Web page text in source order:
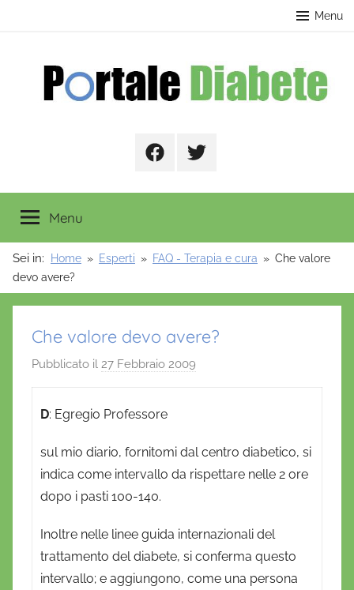
Menu
FacebookTwitter
Menu
Sei in: Home Esperti FAQ - Terapia e cura
Che valore
devo avere?
Che valore devo avere?
Pubblicato il 27 Febbraio 2009
n
i
a
D: Egregio Professore
sul mio diario, fornitomi dal centro diabetico, si
indica come intervallo da rispettare nelle 2 ore
dopo i pasti 100-140.
Inoltre nelle linee guida internazionali del
trattamento del diabete, si conferma questo
intervallo; e aggiungono, come una persona